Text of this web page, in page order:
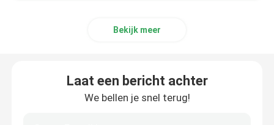
Vliegtuigencontrolebord
Bekijk meer
Laat een bericht achter
We bellen je snel terug!